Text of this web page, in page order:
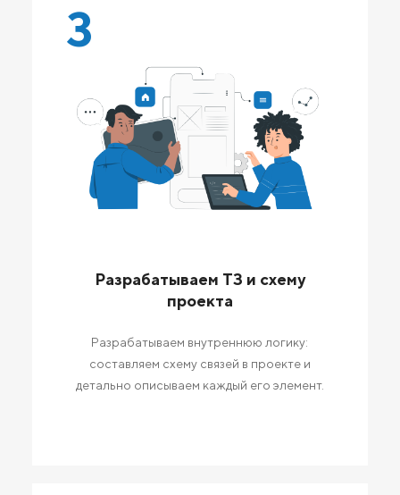
3
Разрабатываем ТЗ и схему
проекта
Разрабатываем внутреннюю логику:
составляем схему связей в проекте и
детально описываем каждый его элемент.